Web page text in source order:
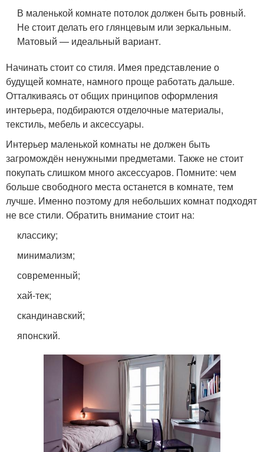
В маленькой комнате потолок должен быть ровный.
Не стоит делать его глянцевым или зеркальным.
Матовый — идеальный вариант.
Начинать стоит со стиля. Имея представление о
будущей комнате, намного проще работать дальше.
Отталкиваясь от общих принципов оформления
интерьера, подбираются отделочные материалы,
текстиль, мебель и аксессуары.
Интерьер маленькой комнаты не должен быть
загромождён ненужными предметами. Также не стоит
покупать слишком много аксессуаров. Помните: чем
больше свободного места останется в комнате, тем
лучше. Именно поэтому для небольших комнат подходят
не все стили. Обратить внимание стоит на:
классику;
минимализм;
современный;
хай-тек;
скандинавский;
японский.